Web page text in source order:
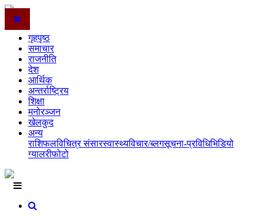
गृहपृष्ठ
समाचार
राजनीति
देश
आर्थिक
अन्तर्राष्ट्रिय
शिक्षा
मनोरञ्जन
खेलकुद
अन्य
राशिफलविचित्र संसारस्वास्थ्यविचार/ब्लगसूचना-प्रविधिभिडियो
ग्यालरीफोटो